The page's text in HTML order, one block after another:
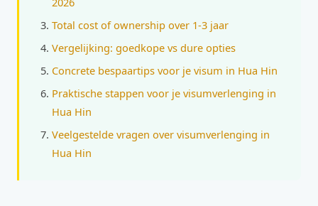
Total cost of ownership over 1-3 jaar
Vergelijking: goedkope vs dure opties
Concrete bespaartips voor je visum in Hua Hin
Praktische stappen voor je visumverlenging in
Hua Hin
Veelgestelde vragen over visumverlenging in
Hua Hin